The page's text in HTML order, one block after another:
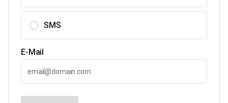
SMS
E-Mail